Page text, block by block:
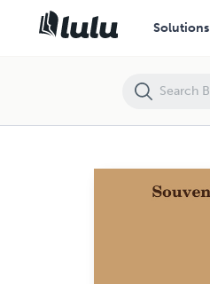
Solutions
Souvenirs